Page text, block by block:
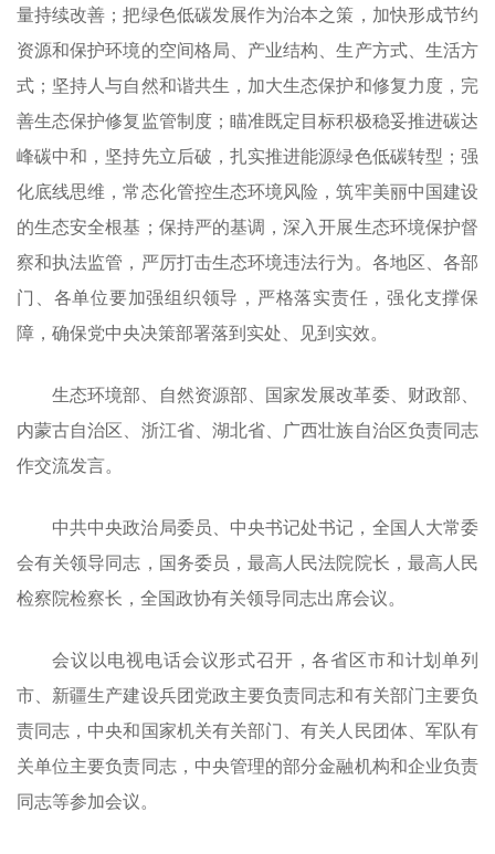
量持续改善；把绿色低碳发展作为治本之策，加快形成节约
资源和保护环境的空间格局、产业结构、生产方式、生活方
式；坚持人与自然和谐共生，加大生态保护和修复力度，完
善生态保护修复监管制度；瞄准既定目标积极稳妥推进碳达
峰碳中和，坚持先立后破，扎实推进能源绿色低碳转型；强
化底线思维，常态化管控生态环境风险，筑牢美丽中国建设
的生态安全根基；保持严的基调，深入开展生态环境保护督
察和执法监管，严厉打击生态环境违法行为。各地区、各部
门、各单位要加强组织领导，严格落实责任，强化支撑保
障，确保党中央决策部署落到实处、见到实效。
生态环境部、自然资源部、国家发展改革委、财政部、
内蒙古自治区、浙江省、湖北省、广西壮族自治区负责同志
作交流发言。
中共中央政治局委员、中央书记处书记，全国人大常委
会有关领导同志，国务委员，最高人民法院院长，最高人民
检察院检察长，全国政协有关领导同志出席会议。
会议以电视电话会议形式召开，各省区市和计划单列
市、新疆生产建设兵团党政主要负责同志和有关部门主要负
责同志，中央和国家机关有关部门、有关人民团体、军队有
关单位主要负责同志，中央管理的部分金融机构和企业负责
同志等参加会议。